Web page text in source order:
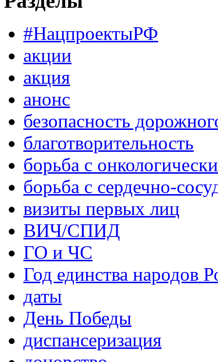
#НацпроектыРФ
акции
акция
анонс
безопасность
благотворительность
борьба с
борьба с сердечно-
визиты первых лиц
ВИЧ/СПИД
ГО и ЧС
Год единства народов
даты
День Победы
диспансеризация